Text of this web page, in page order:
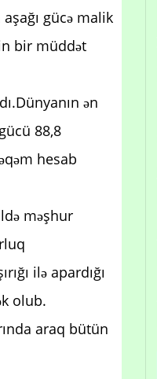
gücə malik
bir müddət
ən
88,8
hesab
məşhur
ilə apardığı
olub.
araq bütün